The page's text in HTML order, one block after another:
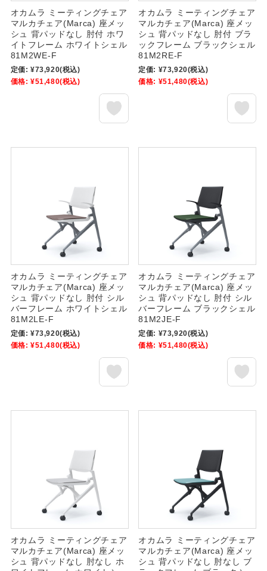
オカムラ ミーティングチェア
マルカチェア(Marca) 座メッ
シュ 背パッドなし 肘付 ホワ
イトフレーム ホワイトシェル
81M2WE-F
定価: ¥73,920(税込)
価格: ¥51,480(税込)
オカムラ ミーティングチェア
マルカチェア(Marca) 座メッ
シュ 背パッドなし 肘付 ブラ
ックフレーム ブラックシェル
81M2RE-F
定価: ¥73,920(税込)
価格: ¥51,480(税込)
オカムラ ミーティングチェア
マルカチェア(Marca) 座メッ
シュ 背パッドなし 肘付 シル
バーフレーム ホワイトシェル
81M2LE-F
定価: ¥73,920(税込)
価格: ¥51,480(税込)
オカムラ ミーティングチェア
マルカチェア(Marca) 座メッ
シュ 背パッドなし 肘付 シル
バーフレーム ブラックシェル
81M2JE-F
定価: ¥73,920(税込)
価格: ¥51,480(税込)
オカムラ ミーティングチェア
マルカチェア(Marca) 座メッ
シュ 背パッドなし 肘なし ホ
オカムラ ミーティングチェア
マルカチェア(Marca) 座メッ
シュ 背パッドなし 肘なし ブ